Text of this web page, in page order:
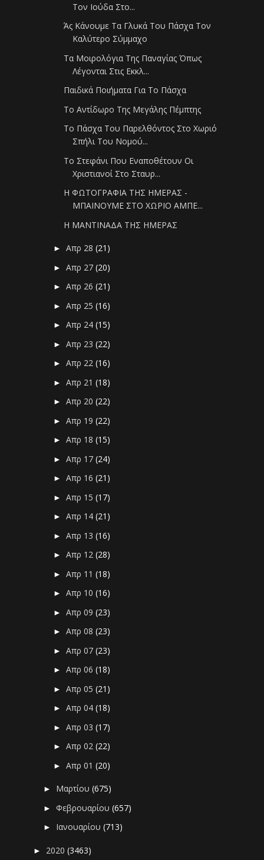
Τον Ιούδα Στο...
Άς Κάνουμε Τα Γλυκά Του Πάσχα Τον
Καλύτερο Σύμμαχο
Τα Μοιρολόγια Της Παναγίας Όπως
Λέγονται Στις Εκκλ...
Παιδικά Ποιήματα Για Το Πάσχα
Το Αντίδωρο Της Μεγάλης Πέμπτης
Το Πάσχα Του Παρελθόντος Στο Χωριό
Σπήλι Του Νομού...
Το Στεφάνι Που Εναποθέτουν Οι
Χριστιανοί Στο Σταυρ...
Η ΦΩΤΟΓΡΑΦΙΑ ΤΗΣ ΗΜΕΡΑΣ -
ΜΠΑΙΝΟΥΜΕ ΣΤΟ ΧΩΡΙΟ ΑΜΠΕ...
Η ΜΑΝΤΙΝΑΔΑ ΤΗΣ ΗΜΕΡΑΣ
►Απρ 28(21)
►Απρ 27(20)
►Απρ 26(21)
►Απρ 25(16)
►Απρ 24(15)
►Απρ 23(22)
►Απρ 22(16)
►Απρ 21(18)
►Απρ 20(22)
►Απρ 19(22)
►Απρ 18(15)
►Απρ 17(24)
►Απρ 16(21)
►Απρ 15(17)
►Απρ 14(21)
►Απρ 13(16)
►Απρ 12(28)
►Απρ 11(18)
►Απρ 10(16)
►Απρ 09(23)
►Απρ 08(23)
►Απρ 07(23)
►Απρ 06(18)
►Απρ 05(21)
►Απρ 04(18)
►Απρ 03(17)
►Απρ 02(22)
►Απρ 01(20)
► Μαρτίου(675)
►Φεβρουαρίου(657)
► Ιανουαρίου(713)
► 2020(3463)